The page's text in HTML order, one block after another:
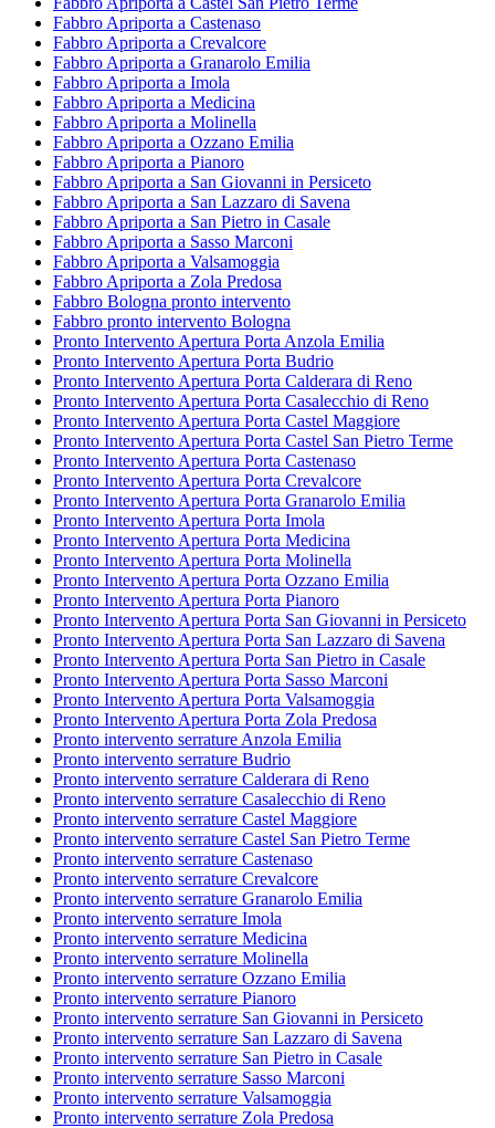
Fabbro Apriporta a Castenaso
Fabbro Apriporta a Crevalcore
Fabbro Apriporta a Granarolo Emilia
Fabbro Apriporta a Imola
Fabbro Apriporta a Medicina
Fabbro Apriporta a Molinella
Fabbro Apriporta a Ozzano Emilia
Fabbro Apriporta a Pianoro
Fabbro Apriporta a San Giovanni in Persiceto
Fabbro Apriporta a San Lazzaro di Savena
Fabbro Apriporta a San Pietro in Casale
Fabbro Apriporta a Sasso Marconi
Fabbro Apriporta a Valsamoggia
Fabbro Apriporta a Zola Predosa
Fabbro Bologna pronto intervento
Fabbro pronto intervento Bologna
Pronto Intervento Apertura Porta Anzola Emilia
Pronto Intervento Apertura Porta Budrio
Pronto Intervento Apertura Porta Calderara di Reno
Pronto Intervento Apertura Porta Casalecchio di Reno
Pronto Intervento Apertura Porta Castel Maggiore
Pronto Intervento Apertura Porta Castel San Pietro Terme
Pronto Intervento Apertura Porta Castenaso
Pronto Intervento Apertura Porta Crevalcore
Pronto Intervento Apertura Porta Granarolo Emilia
Pronto Intervento Apertura Porta Imola
Pronto Intervento Apertura Porta Medicina
Pronto Intervento Apertura Porta Molinella
Pronto Intervento Apertura Porta Ozzano Emilia
Pronto Intervento Apertura Porta Pianoro
Pronto Intervento Apertura Porta San Giovanni in Persiceto
Pronto Intervento Apertura Porta San Lazzaro di Savena
Pronto Intervento Apertura Porta San Pietro in Casale
Pronto Intervento Apertura Porta Sasso Marconi
Pronto Intervento Apertura Porta Valsamoggia
Pronto Intervento Apertura Porta Zola Predosa
Pronto intervento serrature Anzola Emilia
Pronto intervento serrature Budrio
Pronto intervento serrature Calderara di Reno
Pronto intervento serrature Casalecchio di Reno
Pronto intervento serrature Castel Maggiore
Pronto intervento serrature Castel San Pietro Terme
Pronto intervento serrature Castenaso
Pronto intervento serrature Crevalcore
Pronto intervento serrature Granarolo Emilia
Pronto intervento serrature Imola
Pronto intervento serrature Medicina
Pronto intervento serrature Molinella
Pronto intervento serrature Ozzano Emilia
Pronto intervento serrature Pianoro
Pronto intervento serrature San Giovanni in Persiceto
Pronto intervento serrature San Lazzaro di Savena
Pronto intervento serrature San Pietro in Casale
Pronto intervento serrature Sasso Marconi
Pronto intervento serrature Valsamoggia
Pronto intervento serrature Zola Predosa